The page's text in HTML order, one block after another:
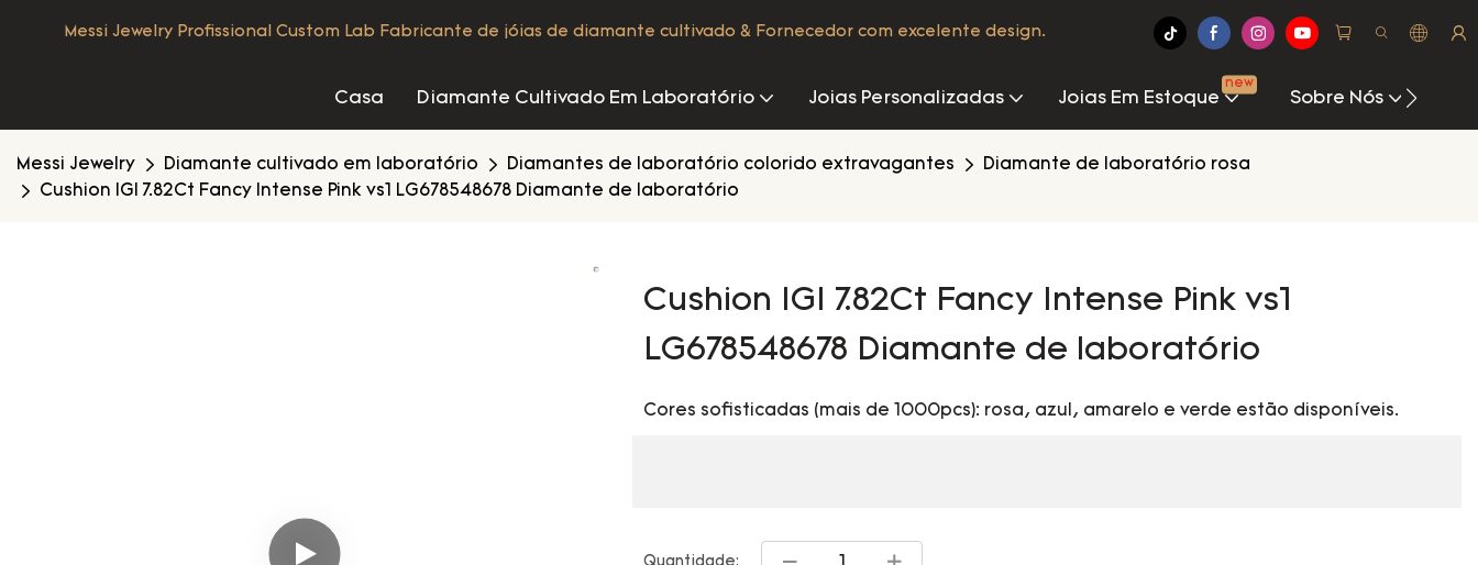
Messi Jewelry Profissional Custom Lab Fabricante de jóias de diamante cultivado & Fornecedor com excelente design.
Casa Diamante Cultivado Em Laboratório Joias Personalizadas Joias Em Estoque
new
Sobre Nós
Messi Jewelry Diamante cultivado em laboratório Diamantes de laboratório colorido extravagantes
Diamante de laboratório rosa
Cushion IGI 7.82Ct Fancy Intense Pink vs1 LG678548678 Diamante de laboratório
Cushion IGI 7.82Ct Fancy Intense Pink vs1
LG678548678 Diamante de laboratório
Cores sofisticadas (mais de 1000pcs): rosa, azul, amarelo e verde estão disponíveis.